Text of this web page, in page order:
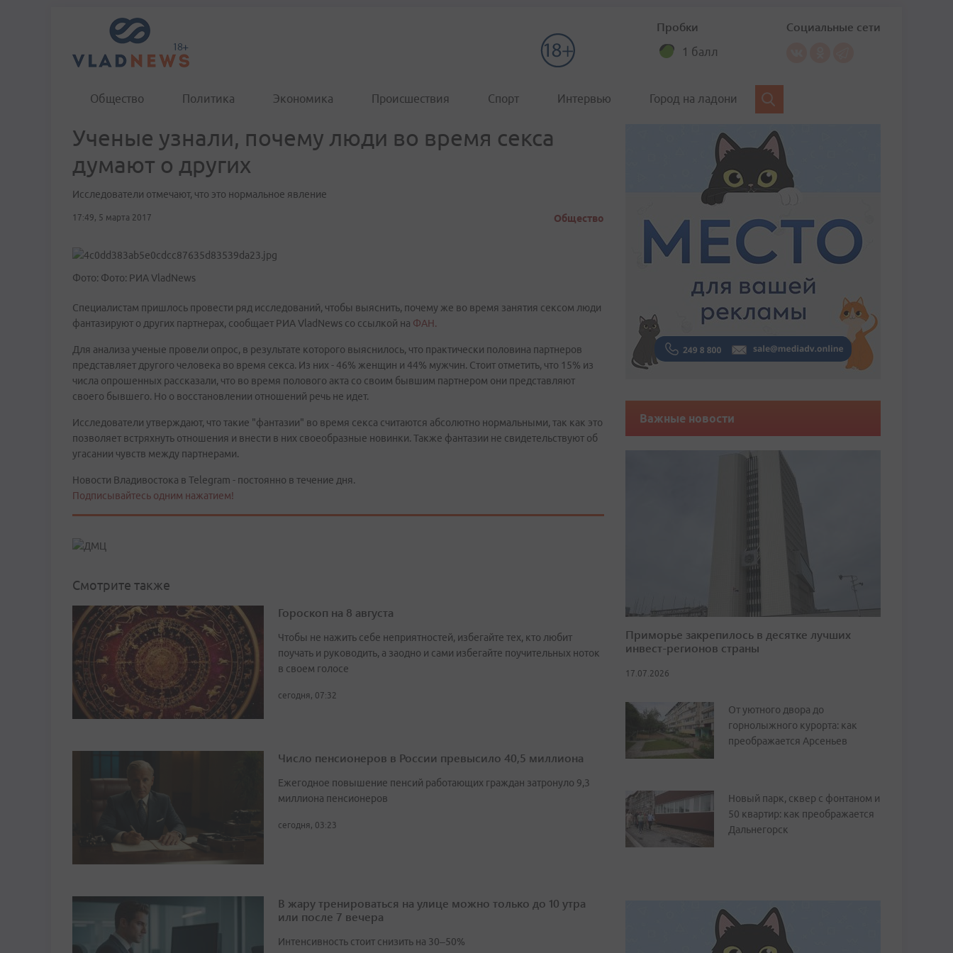
Пробки
1 балл
Социальные сети
Общество Политика Экономика Происшествия Спорт Интервью Город на ладони
Ученые узнали, почему люди во время секса
думают о других
Исследователи отмечают, что это нормальное явление
17:49, 5 марта 2017 Общество
Фото: Фото: РИА VladNews
Специалистам пришлось провести ряд исследований, чтобы выяснить, почему же во время занятия сексом люди
фантазируют о других партнерах, сообщает РИА VladNews со ссылкой на ФАН.
Для анализа ученые провели опрос, в результате которого выяснилось, что практически половина партнеров
представляет другого человека во время секса. Из них - 46% женщин и 44% мужчин. Стоит отметить, что 15% из
числа опрошенных рассказали, что во время полового акта со своим бывшим партнером они представляют
своего бывшего. Но о восстановлении отношений речь не идет.
Исследователи утверждают, что такие "фантазии" во время секса считаются абсолютно нормальными, так как это
позволяет встряхнуть отношения и внести в них своеобразные новинки. Также фантазии не свидетельствуют об
угасании чувств между партнерами.
Новости Владивостока в Telegram - постоянно в течение дня.
Подписывайтесь одним нажатием!
Смотрите также
Гороскоп на 8 августа
Чтобы не нажить себе неприятностей, избегайте тех, кто любит
поучать и руководить, а заодно и сами избегайте поучительных ноток
в своем голосе
сегодня, 07:32
Число пенсионеров в России превысило 40,5 миллиона
Ежегодное повышение пенсий работающих граждан затронуло 9,3
миллиона пенсионеров
сегодня, 03:23
В жару тренироваться на улице можно только до 10 утра
или после 7 вечера
Интенсивность стоит снизить на 30–50%
Важные новости
Приморье закрепилось в десятке лучших
инвест-регионов страны
17.07.2026
От уютного двора до
горнолыжного курорта: как
преображается Арсеньев
Новый парк, сквер с фонтаном и
50 квартир: как преображается
Дальнегорск